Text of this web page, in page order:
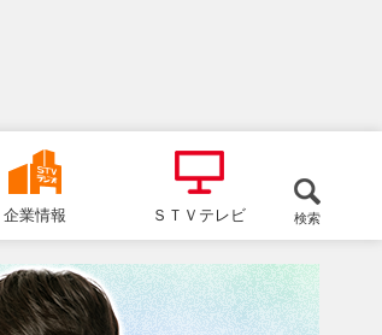
企業情報 ＳＴＶテレビ 検索